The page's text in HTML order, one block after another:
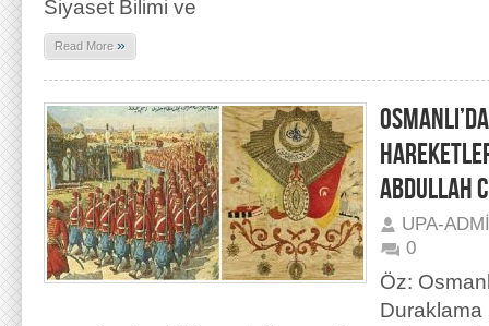
Siyaset Bilimi ve
Read More »
ABDULLAH
UPA-
0
Öz:
Duraklama